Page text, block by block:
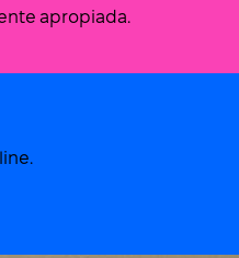
apropiada.